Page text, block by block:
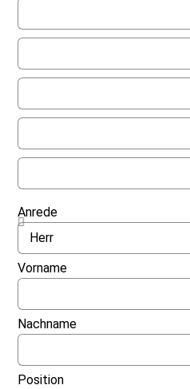
Anrede
Vorname
Nachname
Position